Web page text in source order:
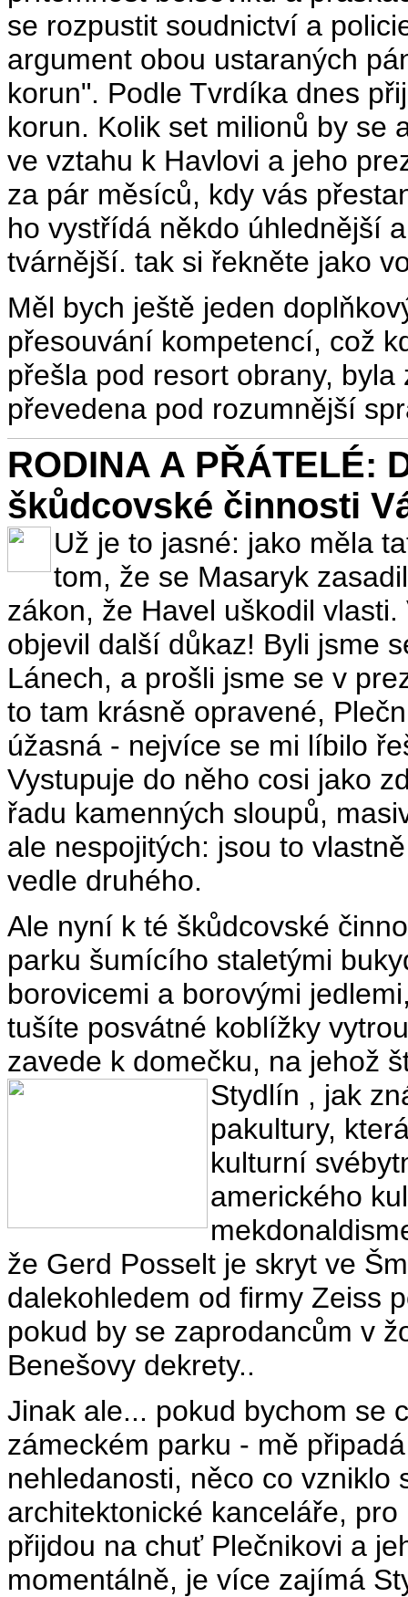
se rozpustit soudnictví a
argument obou ustaraných
korun". Podle Tvrdíka dnes
korun. Kolik set milionů by se
ve vztahu k Havlovi a jeho
za pár měsíců, kdy vás
ho vystřídá někdo úhlednější
tvárnější. tak si řekněte jako
Měl bych ještě jeden
přesouvání kompetencí, což
přešla pod resort obrany,
převedena pod rozumnější
RODINA A PŘÁTELÉ:
škůdcovské činnosti
Už je to jasné: jako měla
tom, že se Masaryk
zákon, že Havel uškodil
objevil další důkaz! Byli jsme
Lánech, a prošli jsme se v
to tam krásně opravené,
úžasná - nejvíce se mi líbilo
Vystupuje do něho cosi jako
řadu kamenných sloupů,
ale nespojitých: jsou to
vedle druhého.
Ale nyní k té škůdcovské
parku šumícího staletými
borovicemi a borovými
tušíte posvátné koblížky
zavede k domečku, na jehož
Stydlín , jak
pakultury,
kulturní
amerického
že Gerd Posselt je skryt ve
dalekohledem od firmy Zeiss
pokud by se zaprodancům v
Benešovy dekrety..
Jinak ale... pokud bychom se
zámeckém parku - mě
nehledanosti, něco co
architektonické kanceláře,
přijdou na chuť Plečnikovi a
momentálně, je více zajímá